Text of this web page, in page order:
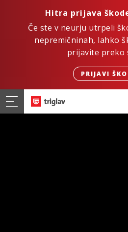
Hitra prijava
Če ste v neurju utrpeli
nepremičninah, lahko
prijavite preko
PRIJAVI